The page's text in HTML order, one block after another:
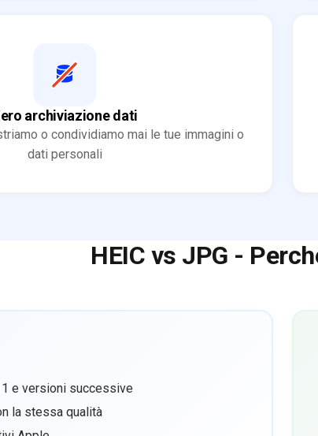
archiviazione dati
o condividiamo mai le tue immagini o
dati personali
HEIC vs JPG -
e versioni successive
la stessa qualità